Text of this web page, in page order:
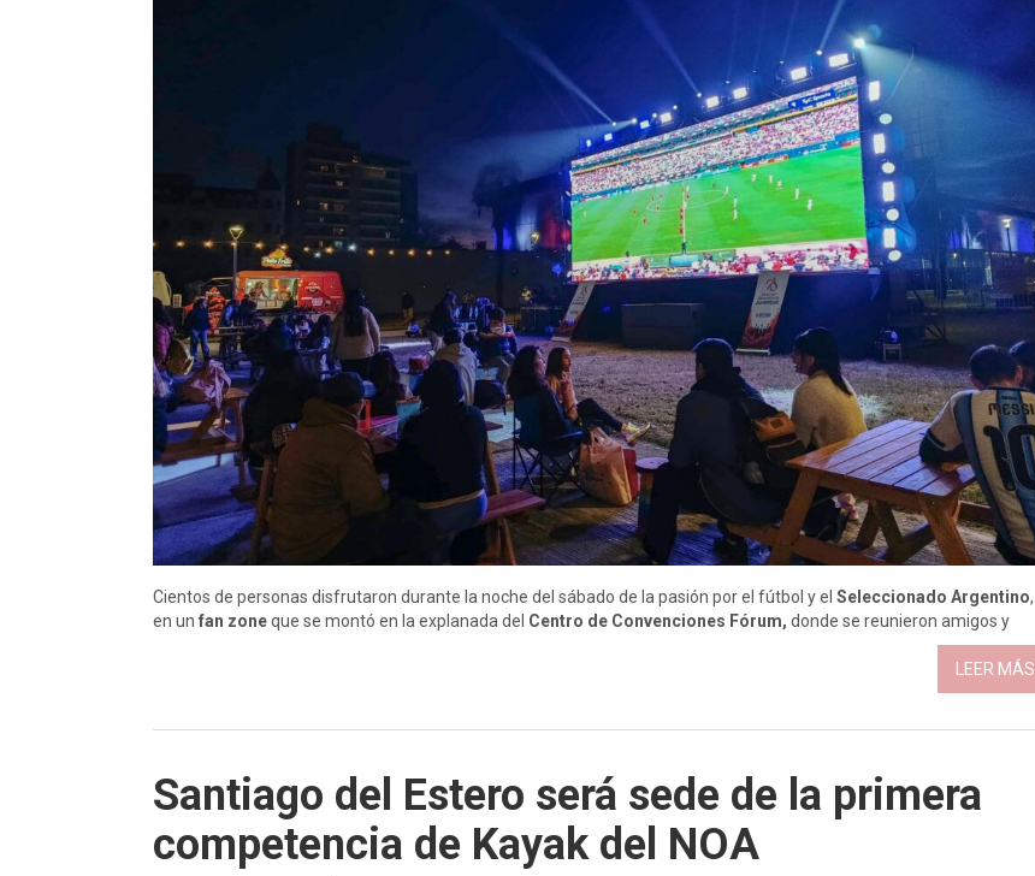
Cientos de personas disfrutaron durante la noche del sábado de la pasión por el fútbol y el Seleccionado Argentino,
en un fan zoneque se montó en la explanada del Centro de Convenciones Fórum, donde se reunieron amigos y
LEER MÁS
Santiago del Estero será sede de la primera
competencia de Kayak del NOA